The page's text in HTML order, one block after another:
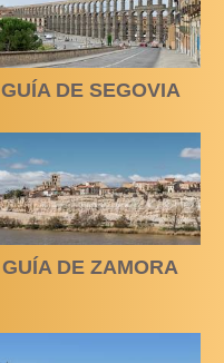
GUÍA DE SEGOVIA
GUÍA DE ZAMORA